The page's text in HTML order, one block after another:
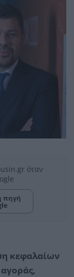
όταν
πηγή
κεφαλαίων
αγοράς,